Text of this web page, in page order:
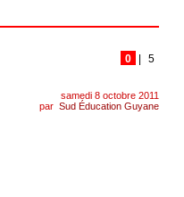
0 5
samedi 8 octobre 2011
par Sud Éducation Guyane